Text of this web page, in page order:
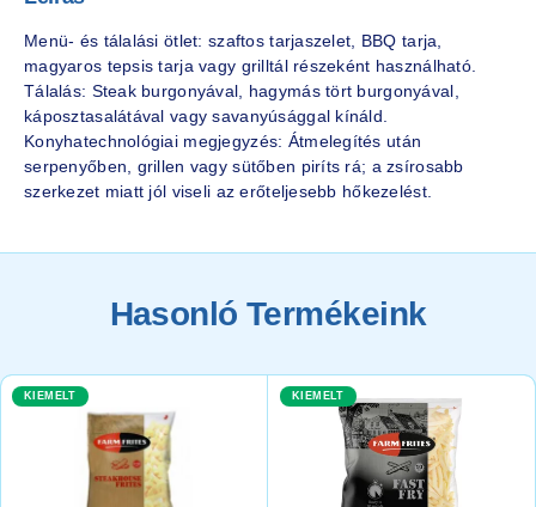
Menü- és tálalási ötlet: szaftos tarjaszelet, BBQ tarja,
magyaros tepsis tarja vagy grilltál részeként használható.
Tálalás: Steak burgonyával, hagymás tört burgonyával,
káposztasalátával vagy savanyúsággal kínáld.
Konyhatechnológiai megjegyzés: Átmelegítés után
serpenyőben, grillen vagy sütőben piríts rá; a zsírosabb
szerkezet miatt jól viseli az erőteljesebb hőkezelést.
Hasonló Termékeink
KIEMELT KIEMELT